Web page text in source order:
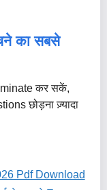
का सबसे
कर सकें,
छोड़ना ज़्यादा
Pdf Download